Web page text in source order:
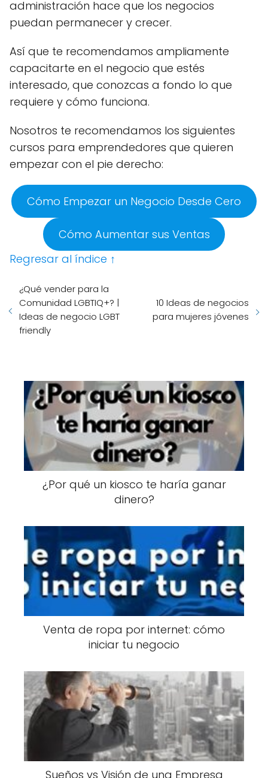
administración hace que los negocios
puedan permanecer y crecer.
Así que te recomendamos ampliamente
capacitarte en el negocio que estés
interesado, que conozcas a fondo lo que
requiere y cómo funciona.
Nosotros te recomendamos los siguientes
cursos para emprendedores que quieren
empezar con el pie derecho:
Cómo Empezar un Negocio Desde Cero
Cómo Aumentar sus Ventas
Regresar al índice ↑
¿Qué vender para la
Comunidad LGBTIQ+? |
Ideas de negocio LGBT
friendly
10 Ideas de negocios
para mujeres jóvenes
¿Por qué un kiosco te haría ganar
dinero?
Venta de ropa por internet: cómo
iniciar tu negocio
Sueños vs Visión de una Empresa